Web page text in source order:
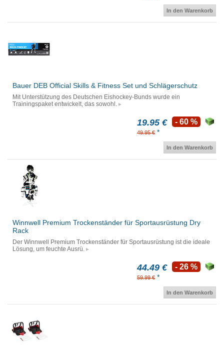
In den Warenkorb
Bauer DEB Official Skills & Fitness Set und Schlägerschutz
Mit Unterstützung des Deutschen Eishockey-Bunds wurde ein
Trainingspaket entwickelt, das sowohl.
19.95 €
49.95 € *
- 60 %
In den Warenkorb
Winnwell Premium Trockenständer für Sportausrüstung Dry
Rack
Der Winnwell Premium Trockenständer für Sportausrüstung ist die ideale
Lösung, um feuchte Ausrü.
44.49 €
59.99 € *
- 26 %
In den Warenkorb